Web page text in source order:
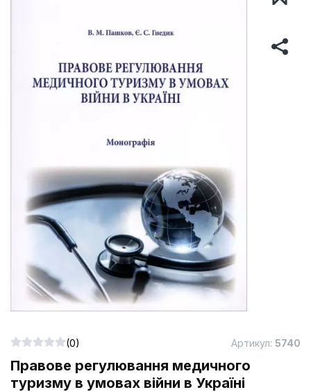
Правове регулювання медичного
туризму в умовах війни в Україні
(0) Артикул: 5740